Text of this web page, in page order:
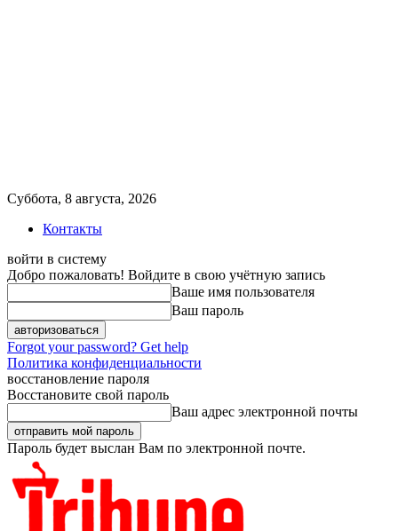
Суббота, 8 августа, 2026
Контакты
войти в систему
Добро пожаловать! Войдите в свою учётную запись
Ваше имя пользователя
Ваш пароль
Forgot your password? Get help
Политика конфиденциальности
восстановление пароля
Восстановите свой пароль
Ваш адрес электронной почты
Пароль будет выслан Вам по электронной почте.